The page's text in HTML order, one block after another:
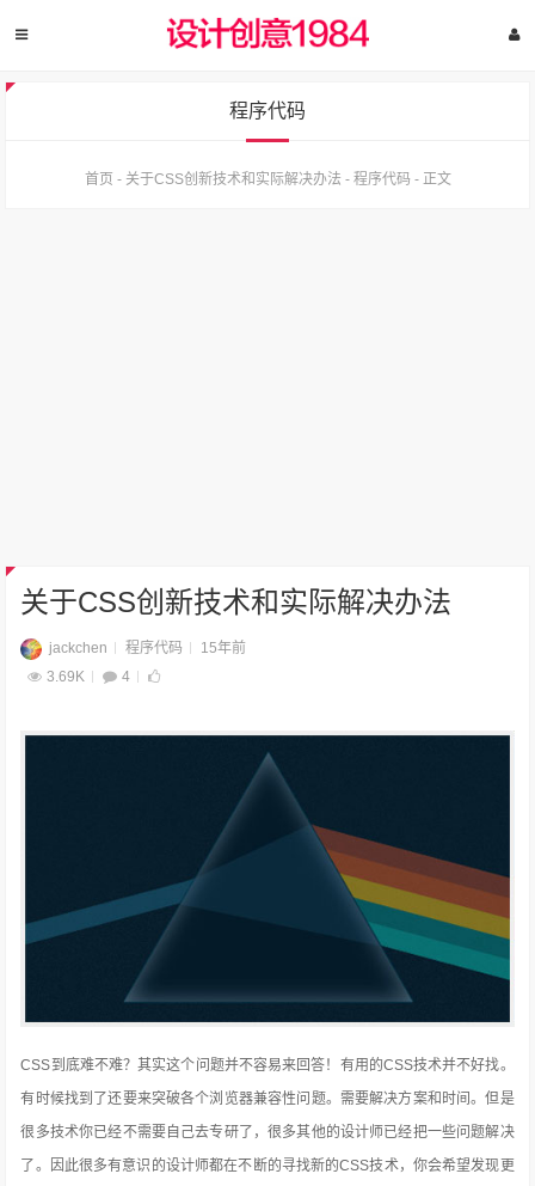
程序代码
首页 - 关于CSS创新技术和实际解决办法 - 程序代码 - 正文
关于CSS创新技术和实际解决办法
jackchen 程序代码
15年前
3.69K
4
CSS到底难不难？其实这个问题并不容易来回答！有用的CSS技术并不好找。
有时候找到了还要来突破各个浏览器兼容性问题。需要解决方案和时间。但是
很多技术你已经不需要自己去专研了，很多其他的设计师已经把一些问题解决
了。因此很多有意识的设计师都在不断的寻找新的CSS技术，你会希望发现更